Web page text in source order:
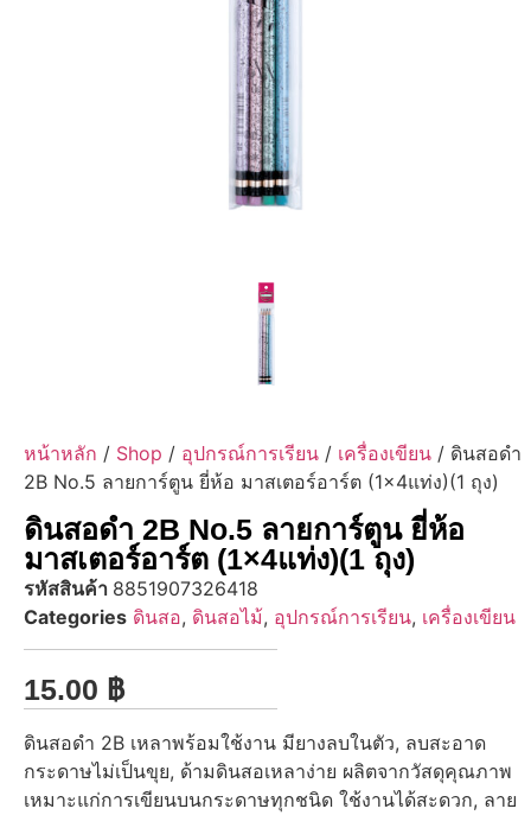
หน้าหลัก / Shop / อุปกรณ์การเรียน / เครื่องเขียน / ดินสอดำ
2B No.5 ลายการ์ตูน ยี่ห้อ มาสเตอร์อาร์ต (1×4แท่ง)(1 ถุง)
ดินสอดำ 2B No.5 ลายการ์ตูน ยี่ห้อ
มาสเตอร์อาร์ต (1×4แท่ง)(1 ถุง)
รหัสสินค้า 8851907326418
Categories ดินสอ, ดินสอไม้, อุปกรณ์การเรียน, เครื่องเขียน
15.00 ฿
ดินสอดำ 2B เหลาพร้อมใช้งาน มียางลบในตัว, ลบสะอาด
กระดาษไม่เป็นขุย, ด้ามดินสอเหลาง่าย ผลิตจากวัสดุคุณภาพ
เหมาะแก่การเขียนบนกระดาษทุกชนิด ใช้งานได้สะดวก, ลาย